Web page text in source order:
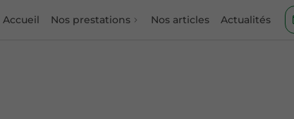
Accueil Nos prestations Nos articles Actualités